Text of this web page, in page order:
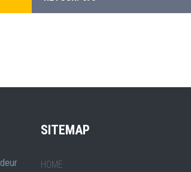
SITEMAP
HOME